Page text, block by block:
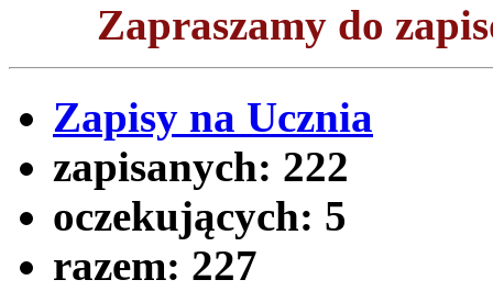
Zapraszamy do
Zapisy na Ucznia
zapisanych: 222
oczekujących: 5
razem: 227